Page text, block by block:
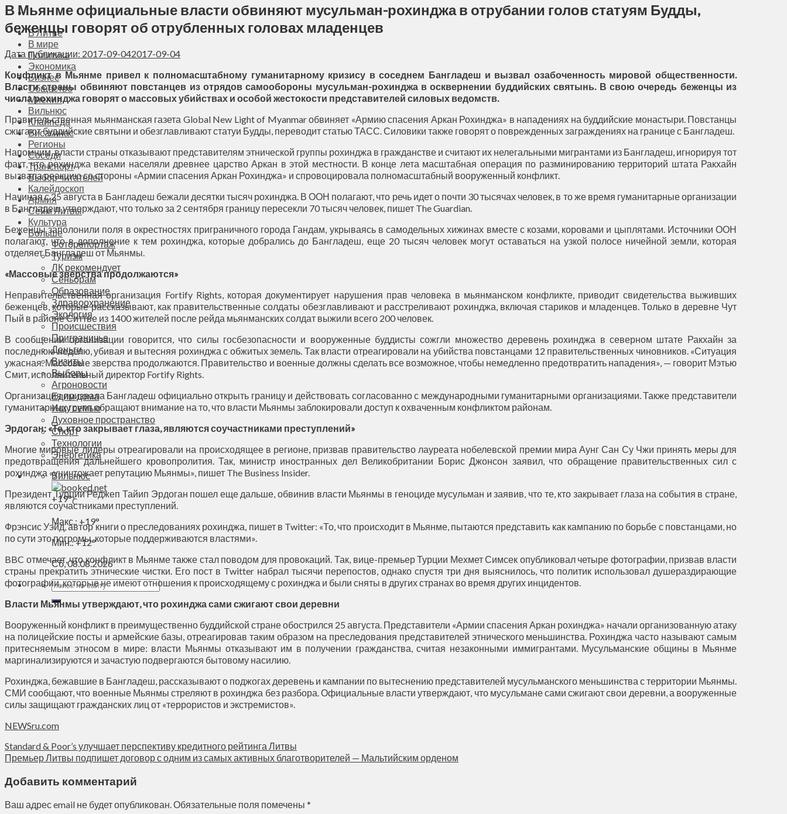
В Литве
В мире
Политика
Экономика
Бизнес
Общество
Мнения
Вильнюс
Клайпеда
Висагинас
Регионы
Соседи
Транспорт
Выбор читателей
Калейдоскоп
Армия
Сейм Литвы
Культура
Больше
Фоторепортаж
Туризм
ЛК рекомендует
Сеньорам
Образование
Здравоохранение
Экология
Происшествия
Приграничье
Деньги
Визиты
Выборы
Агроновости
Едим дома
Ищу семью
Духовное пространство
Спорт
Технологии
Энергетика
Вильнюс
+19°C
Макс.: +19°
Мин.:+12°
Сб, 08.08.2026
В Мьянме официальные власти обвиняют мусульман-рохинджа в отрубании голов статуям Будды,
беженцы говорят об отрубленных головах младенцев
Дата публикации: 2017-09-042017-09-04
Конфликт в Мьянме привел к полномасштабному гуманитарному кризису в соседнем Бангладеш и вызвал озабоченность мировой общественности.
Власти страны обвиняют повстанцев из отрядов самообороны мусульман-рохинджа в осквернении буддийских святынь. В свою очередь беженцы из
числа рохинджа говорят о массовых убийствах и особой жестокости представителей силовых ведомств.
Правительственная мьянманская газета Global New Light of Myanmar обвиняет «Армию спасения Аркан Рохинджа» в нападениях на буддийские монастыри. Повстанцы
сжигают буддийские святыни и обезглавливают статуи Будды, переводит статью ТАСС. Силовики также говорят о поврежденных заграждениях на границе с Бангладеш.
Напомним, власти страны отказывают представителям этнической группы рохинджа в гражданстве и считают их нелегальными мигрантами из Бангладеш, игнорируя тот
факт, что рохинджа веками населяли древнее царство Аркан в этой местности. В конце лета масштабная операция по разминированию территорий штата Ракхайн
вызвала реакцию со стороны «Армии спасения Аркан Рохинджа» и спровоцировала полномасштабный вооруженный конфликт.
Начиная с 25 августа в Бангладеш бежали десятки тысяч рохинджа. В ООН полагают, что речь идет о почти 30 тысячах человек, в то же время гуманитарные организации
в Бангладеш утверждают, что только за 2 сентября границу пересекли 70 тысяч человек, пишет The Guardian.
Беженцы заполонили поля в окрестностях приграничного города Гандам, укрываясь в самодельных хижинах вместе с козами, коровами и цыплятами. Источники ООН
полагают, что в дополнение к тем рохинджа, которые добрались до Бангладеш, еще 20 тысяч человек могут оставаться на узкой полосе ничейной земли, которая
отделяет Бангладеш от Мьянмы.
«Массовые зверства продолжаются»
Неправительственная организация Fortify Rights, которая документирует нарушения прав человека в мьянманском конфликте, приводит свидетельства выживших
беженцев, которые рассказывают, как правительственные солдаты обезглавливают и расстреливают рохинджа, включая стариков и младенцев. Только в деревне Чут
Пый в районе Ситтве из 1400 жителей после рейда мьянманских солдат выжили всего 200 человек.
В сообщении организации говорится, что силы госбезопасности и вооруженные буддисты сожгли множество деревень рохинджа в северном штате Ракхайн за
последнюю неделю, убивая и вытесняя рохинджа с обжитых земель. Так власти отреагировали на убийства повстанцами 12 правительственных чиновников. «Ситуация
ужасная. Массовые зверства продолжаются. Правительство и военные должны сделать все возможное, чтобы немедленно предотвратить нападения», — говорит Мэтью
Смит, исполнительный директор Fortify Rights.
Организация призвала Бангладеш официально открыть границу и действовать согласованно с международными гуманитарными организациями. Также представители
гуманитарных групп обращают внимание на то, что власти Мьянмы заблокировали доступ к охваченным конфликтом районам.
Эрдоган: «Те, кто закрывает глаза, являются соучастниками преступлений»
Многие мировые лидеры отреагировали на происходящее в регионе, призвав правительство лауреата нобелевской премии мира Аунг Сан Су Чжи принять меры для
предотвращения дальнейшего кровопролития. Так, министр иностранных дел Великобритании Борис Джонсон заявил, что обращение правительственных сил с
рохинджа «уничтожает репутацию Мьянмы», пишет The Business Insider.
Президент Турции Реджеп Тайип Эрдоган пошел еще дальше, обвинив власти Мьянмы в геноциде мусульман и заявив, что те, кто закрывает глаза на события в стране,
являются соучастниками преступлений.
Фрэнсис Уэйд, автор книги о преследованиях рохинджа, пишет в Twitter: «То, что происходит в Мьянме, пытаются представить как кампанию по борьбе с повстанцами, но
по сути это погромы, которые поддерживаются властями».
BBC отмечает, что конфликт в Мьянме также стал поводом для провокаций. Так, вице-премьер Турции Мехмет Симсек опубликовал четыре фотографии, призвав власти
страны прекратить этнические чистки. Его пост в Twitter набрал тысячи перепостов, однако спустя три дня выяснилось, что политик использовал душераздирающие
фотографии, которые не имеют отношения к происходящему с рохинджа и были сняты в других странах во время других инцидентов.
Власти Мьянмы утверждают, что рохинджа сами сжигают свои деревни
Вооруженный конфликт в преимущественно буддийской стране обострился 25 августа. Представители «Армии спасения Аркан рохинджа» начали организованную атаку
на полицейские посты и армейские базы, отреагировав таким образом на преследования представителей этнического меньшинства. Рохинджа часто называют самым
притесняемым этносом в мире: власти Мьянмы отказывают им в получении гражданства, считая незаконными иммигрантами. Мусульманские общины в Мьянме
маргинализируются и зачастую подвергаются бытовому насилию.
Рохинджа, бежавшие в Бангладеш, рассказывают о поджогах деревень и кампании по вытеснению представителей мусульманского меньшинства с территории Мьянмы.
СМИ сообщают, что военные Мьянмы стреляют в рохинджа без разбора. Официальные власти утверждают, что мусульмане сами сжигают свои деревни, а вооруженные
силы защищают гражданских лиц от «террористов и экстремистов».
NEWSru.com
Standard & Poor’s улучшает перспективу кредитного рейтинга Литвы
Премьер Литвы подпишет договор с одним из самых активных благотворителей — Мальтийским орденом
Добавить комментарий
Ваш адрес email не будет опубликован.Обязательные поля помечены *